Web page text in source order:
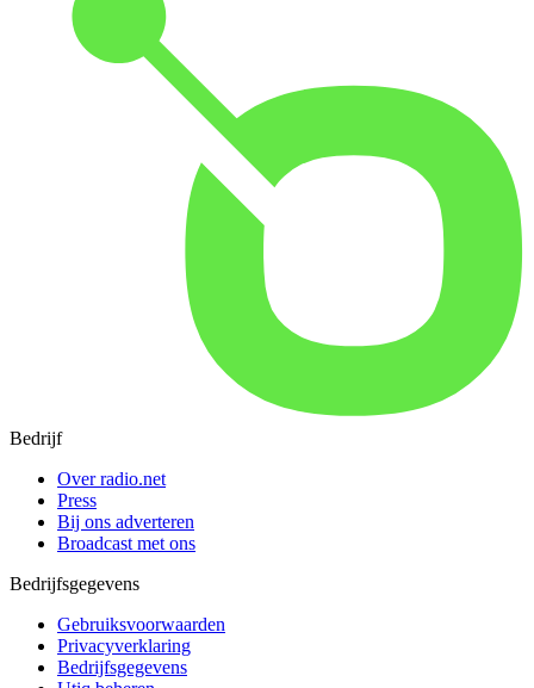
Bedrijf
Over radio.net
Press
Bij ons adverteren
Broadcast met ons
Bedrijfsgegevens
Gebruiksvoorwaarden
Privacyverklaring
Bedrijfsgegevens